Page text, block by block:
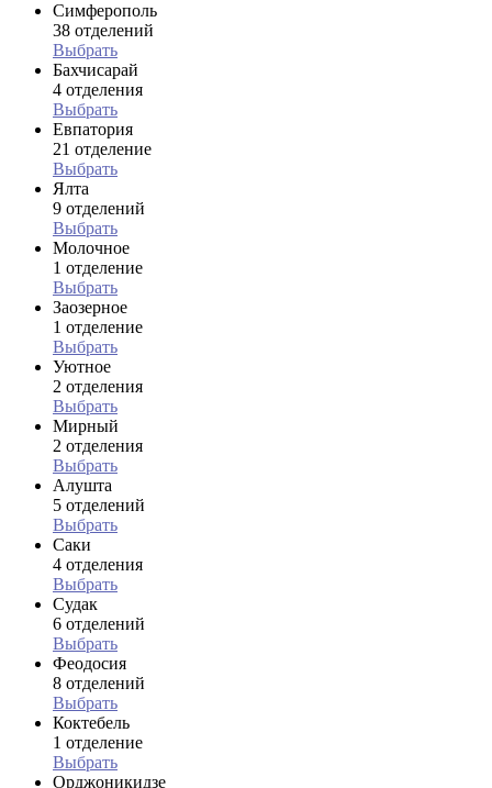
Симферополь
38 отделений
Выбрать
Бахчисарай
4 отделения
Выбрать
Евпатория
21 отделение
Выбрать
Ялта
9 отделений
Выбрать
Молочное
1 отделение
Выбрать
Заозерное
1 отделение
Выбрать
Уютное
2 отделения
Выбрать
Мирный
2 отделения
Выбрать
Алушта
5 отделений
Выбрать
Саки
4 отделения
Выбрать
Судак
6 отделений
Выбрать
Феодосия
8 отделений
Выбрать
Коктебель
1 отделение
Выбрать
Орджоникидзе